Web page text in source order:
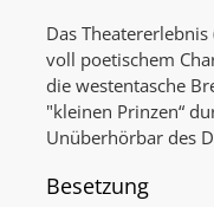
Das
voll poetischem
die westentasche
"kleinen Prinzen“
Unüberhörbar des
Besetzung